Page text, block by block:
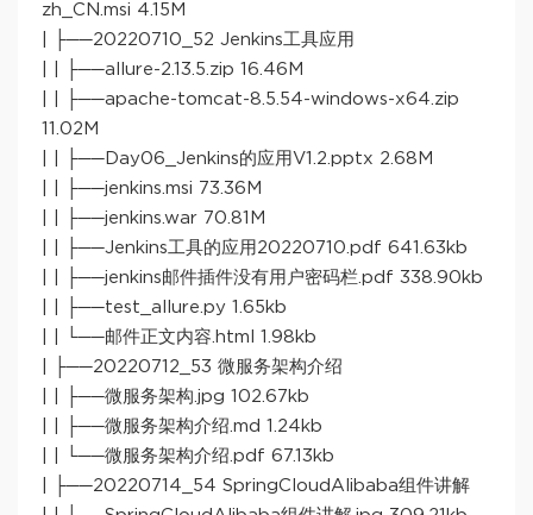
zh_CN.msi 4.15M
| ├──20220710_52 Jenkins工具应用
| | ├──allure-2.13.5.zip 16.46M
| | ├──apache-tomcat-8.5.54-windows-x64.zip
11.02M
| | ├──Day06_Jenkins的应用V1.2.pptx 2.68M
| | ├──jenkins.msi 73.36M
| | ├──jenkins.war 70.81M
| | ├──Jenkins工具的应用20220710.pdf 641.63kb
| | ├──jenkins邮件插件没有用户密码栏.pdf 338.90kb
| | ├──test_allure.py 1.65kb
| | └──邮件正文内容.html 1.98kb
| ├──20220712_53 微服务架构介绍
| | ├──微服务架构.jpg 102.67kb
| | ├──微服务架构介绍.md 1.24kb
| | └──微服务架构介绍.pdf 67.13kb
| ├──20220714_54 SpringCloudAlibaba组件讲解